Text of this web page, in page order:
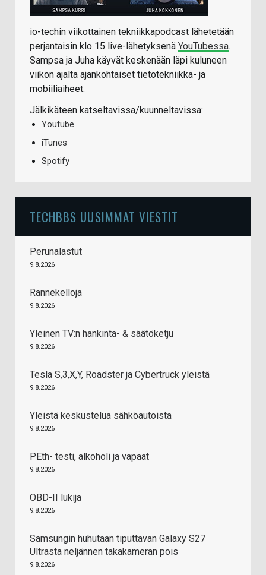
io-techin viikottainen tekniikkapodcast lähetetään
perjantaisin klo 15 live-lähetyksenä YouTubessa.
Sampsa ja Juha käyvät keskenään läpi kuluneen
viikon ajalta ajankohtaiset tietotekniikka- ja
mobiiliaiheet.
Jälkikäteen katseltavissa/kuunneltavissa:
Youtube
iTunes
Spotify
TECHBBS UUSIMMAT VIESTIT
Perunalastut
9.8.2026
Rannekelloja
9.8.2026
Yleinen TV:n hankinta- & säätöketju
9.8.2026
Tesla S,3,X,Y, Roadster ja Cybertruck yleistä
9.8.2026
Yleistä keskustelua sähköautoista
9.8.2026
PEth- testi, alkoholi ja vapaat
9.8.2026
OBD-II lukija
9.8.2026
Samsungin huhutaan tiputtavan Galaxy S27
Ultrasta neljännen takakameran pois
9.8.2026